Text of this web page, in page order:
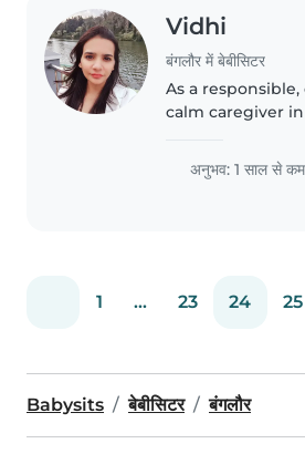
Vidhi
बंगलौर में बेबीसिटर
As a
calm caregiver
While I'm new to
babysitting, I
अनुभव: 1 साल से कम
1 ... 23 24 25
Babysits बेबीसिटर बंगलौर